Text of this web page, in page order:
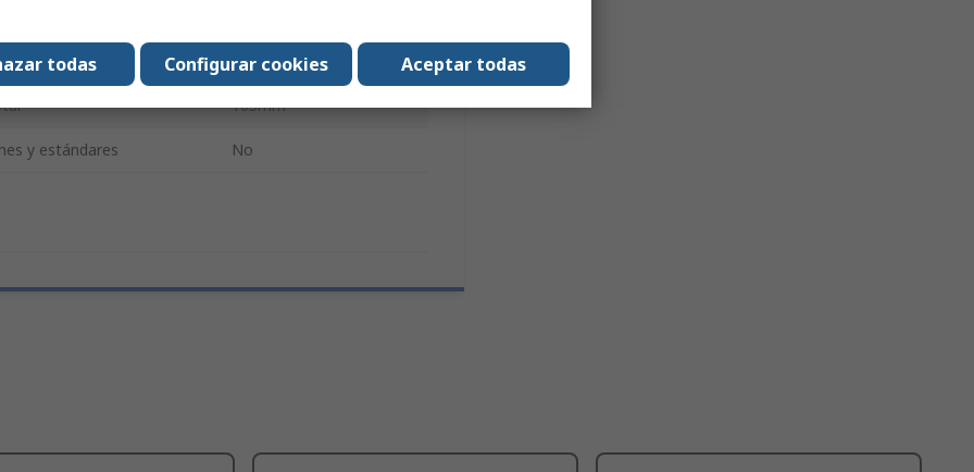
Adaptador
165mm
y estándares No
Aceptar todas
Configurar cookies
todas